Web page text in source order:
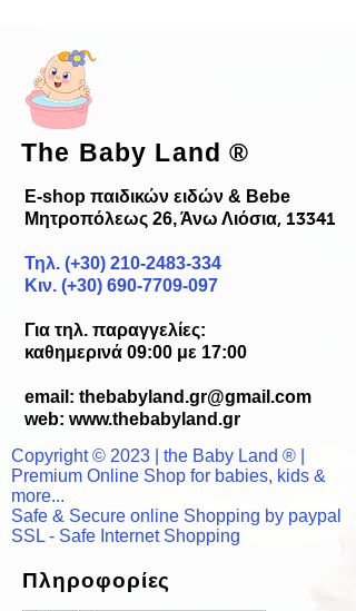
The Baby Land®
E-shop παιδικών ειδών & Bebe
Μητροπόλεως 26, Άνω Λιόσια, 13341
Τηλ. (+30) 210-2483-334
Κιν. (+30) 690-7709-097
Για τηλ. παραγγελίες:
καθημερινά 09:00 με 17:00
email: thebabyland.gr@gmail.com
web: www.thebabyland.gr
Copyright © 2023 | the Baby Land ® |
Premium Online Shop for babies, kids &
more...
Safe & Secure online Shopping by paypal
SSL - Safe Internet Shopping
Πληροφορίες